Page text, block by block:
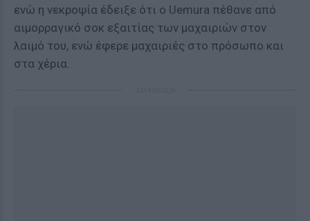
ενώ η νεκροψία έδειξε ότι ο Uemura πέθανε από
αιμορραγικό σοκ εξαιτίας των μαχαιριών στον
λαιμό του, ενώ έφερε μαχαιριές στο πρόσωπο και
στα χέρια.